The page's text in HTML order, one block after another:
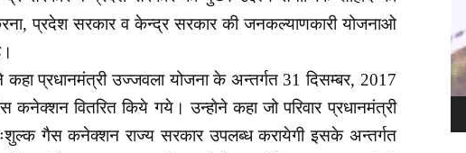
प्रदेश सरकार व केन्द्र सरकार की जनकल्याणकारी योजनाओ
कहा प्रधानमंत्री उज्जवला योजना के अन्तर्गत 31 दिसम्बर, 2017
कनेक्शन वितरित किये गये। उन्होने कहा जो परिवार प्रधानमंत्री
गैस कनेक्शन राज्य सरकार उपलब्ध करायेगी इसके अन्तर्गत